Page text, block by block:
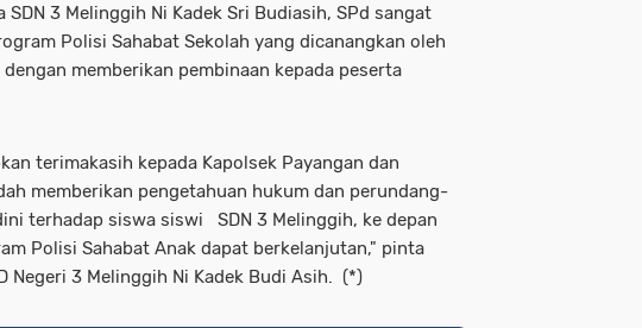
SDN 3 Melinggih Ni Kadek Sri Budiasih, SPd sangat
Polisi Sahabat Sekolah yang dicanangkan oleh
memberikan pembinaan kepada peserta
terimakasih kepada Kapolsek Payangan dan
memberikan pengetahuan hukum dan perundang-
terhadap siswa siswi SDN 3 Melinggih, ke depan
Polisi Sahabat Anak dapat berkelanjutan," pinta
Negeri 3 Melinggih Ni Kadek Budi Asih. (*)